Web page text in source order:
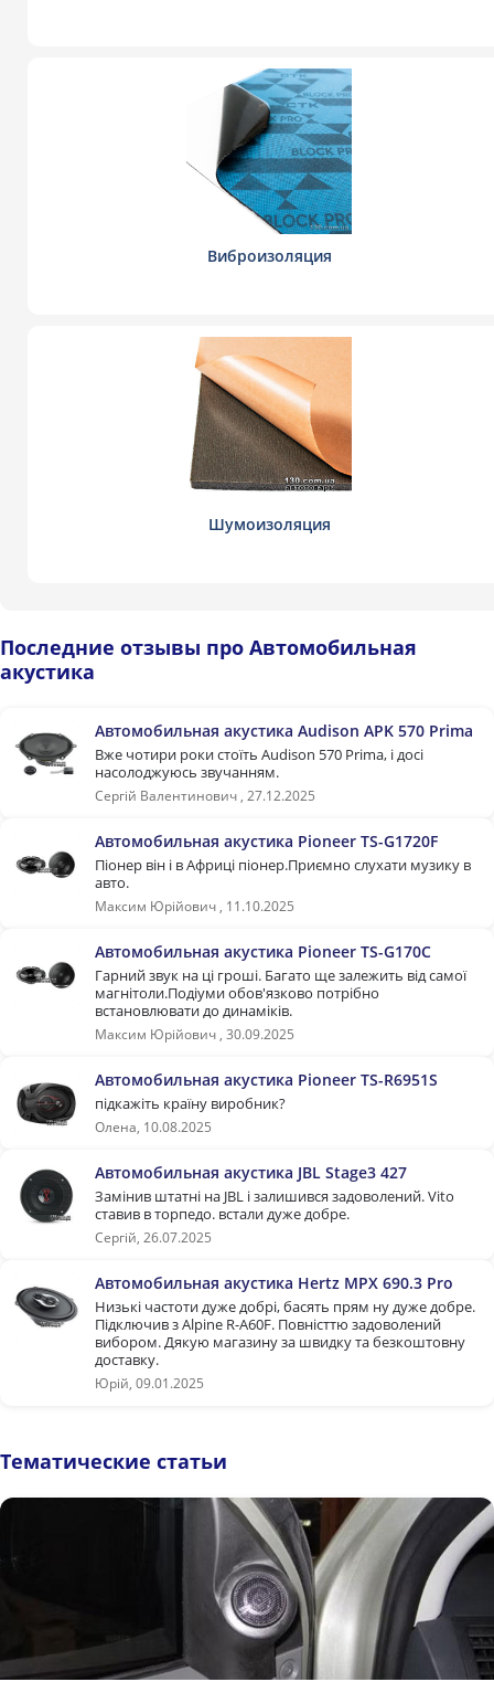
Виброизоляция
Шумоизоляция
Последние отзывы про Автомобильная
акустика
Автомобильная акустика Audison APK 570 Prima
Вже чотири роки стоїть Audison 570 Prima, і досі
насолоджуюсь звучанням.
Сергій Валентинович , 27.12.2025
Автомобильная акустика Pioneer TS-G1720F
Піонер він і в Африці піонер.Приємно слухати музику в
авто.
Максим Юрійович , 11.10.2025
Автомобильная акустика Pioneer TS-G170C
Гарний звук на ці гроші. Багато ще залежить від самої
магнітоли.Подіуми обов'язково потрібно
встановлювати до динаміків.
Максим Юрійович , 30.09.2025
Автомобильная акустика Pioneer TS-R6951S
підкажіть країну виробник?
Олена, 10.08.2025
Автомобильная акустика JBL Stage3 427
Замінив штатні на JBL і залишився задоволений. Vito
ставив в торпедо. встали дуже добре.
Сергій, 26.07.2025
Автомобильная акустика Hertz MPX 690.3 Pro
Низькі частоти дуже добрі, басять прям ну дуже добре.
Підключив з Alpine R-A60F. Повністтю задоволений
вибором. Дякую магазину за швидку та безкоштовну
доставку.
Юрій, 09.01.2025
Тематические статьи